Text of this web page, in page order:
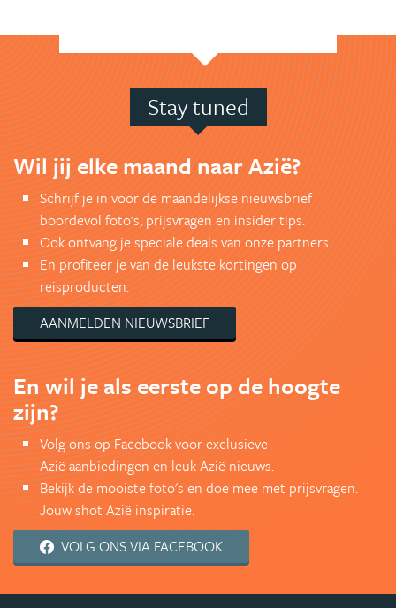
Stay tuned
Wil jij elke maand naar Azië?
Schrijf je in voor de maandelijkse nieuwsbrief
boordevol foto's, prijsvragen en insider tips.
Ook ontvang je speciale deals van onze partners.
En profiteer je van de leukste kortingen op
reisproducten.
AANMELDEN NIEUWSBRIEF
En wil je als eerste op de hoogte
zijn?
Volg ons op Facebook voor exclusieve
Azië aanbiedingen en leuk Azië nieuws.
Bekijk de mooiste foto's en doe mee met prijsvragen.
Jouw shot Azië inspiratie.
VOLG ONS VIA FACEBOOK